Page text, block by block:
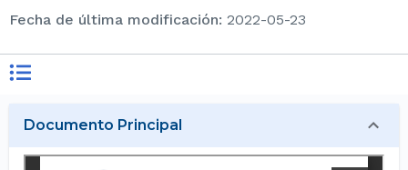
Fecha de última modificación: 2022-05-23
Documento Principal